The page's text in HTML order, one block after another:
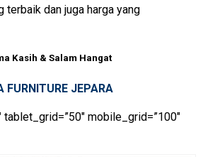
terbaik dan juga harga yang
Kasih & Salam Hangat
FURNITURE JEPARA
tablet_grid=”50″ mobile_grid=”100″